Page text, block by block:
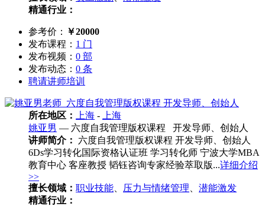
精通行业：
参考价： ￥20000
发布课程： 1 门
发布视频： 0 部
发布动态： 0 条
聘请讲师培训
所在地区： 上海 -
上海
姚亚男 — 六度自我管理版权课程 开发导师、创始人
讲师简介：
六度自我管理版权课程 开发导师、创始人
6Ds学习转化国际资格认证班 学习转化师 宁波大学MBA
教育中心 客座教授 韬钰咨询专家经验萃取版...详细介绍
>>
擅长领域： 职业技能 压力与情绪管理
潜能激发
精通行业：